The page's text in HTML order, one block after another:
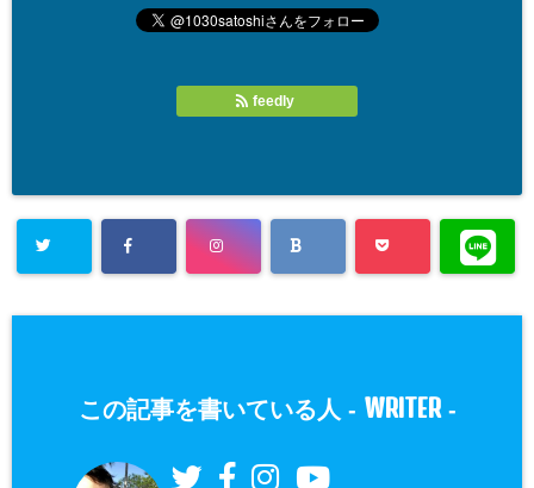
feedly
この記事を書いている人 - WRITER-